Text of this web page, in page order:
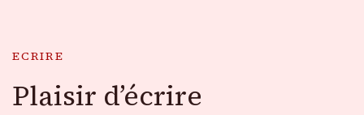
ECRIRE
Plaisir d’écrire